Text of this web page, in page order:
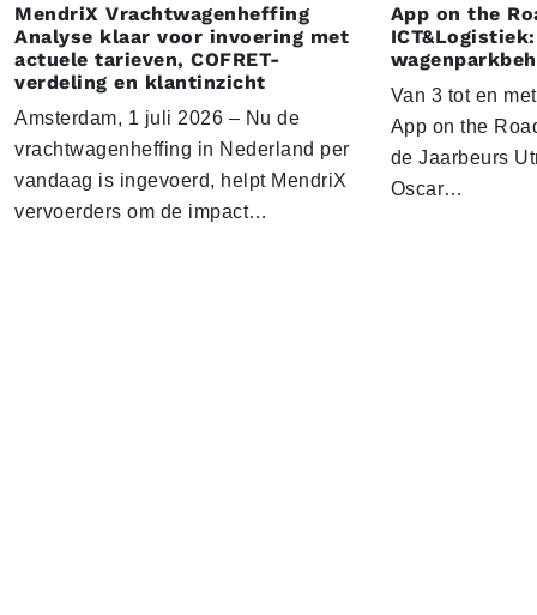
MendriX Vrachtwagenheffing
Analyse klaar voor invoering met
actuele tarieven, COFRET-
verdeling en klantinzicht
Amsterdam, 1 juli 2026 – Nu de
vrachtwagenheffing in Nederland per
vandaag is ingevoerd, helpt MendriX
vervoerders om de impact…
App on the
Van 3 tot en
App on the
de Jaarbeurs
Oscar…